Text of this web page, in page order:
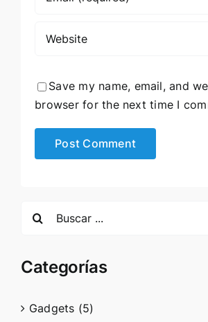
Save my name, email, and
browser for the next time I
Categorías
Gadgets (5)